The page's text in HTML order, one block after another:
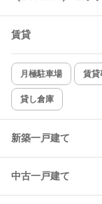
新着のみ
該当件数:
賃貸
月極駐車場 賃貸
貸し倉庫
新築一戸建て
中古一戸建て